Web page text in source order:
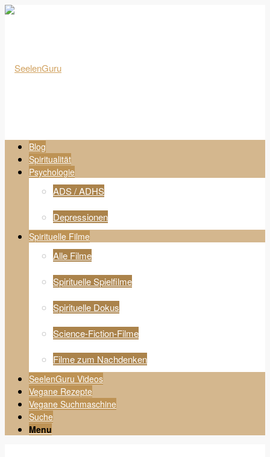
Blog
Spiritualität
Psychologie
ADS / ADHS
Depressionen
Spirituelle Filme
Alle Filme
Spirituelle Spielfilme
Spirituelle Dokus
Science-Fiction-Filme
Filme zum Nachdenken
SeelenGuru Videos
Vegane Rezepte
Vegane Suchmaschine
Suche
Menu